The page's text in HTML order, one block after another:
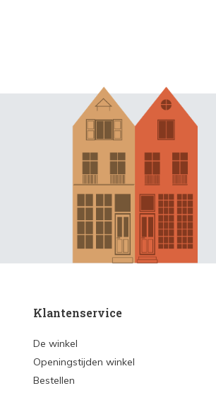
Klantenservice
De winkel
Openingstijden winkel
Bestellen